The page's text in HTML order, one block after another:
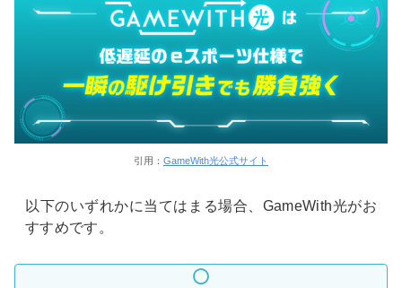
引用： GameWith光公式サイト
以下のいずれかに当てはまる場合、GameWith光がお
すすめです。